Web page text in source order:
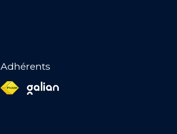
Adhérents